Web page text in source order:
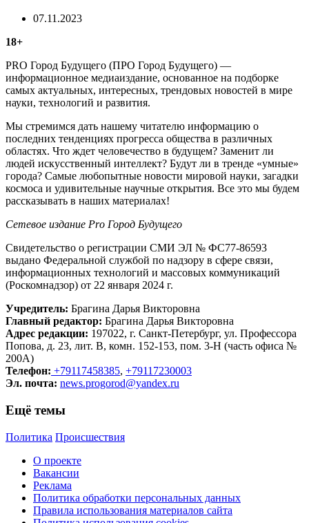
07.11.2023
18+
PRO Город Будущего (ПРО Город Будущего) —
информационное медиаиздание, основанное на подборке
самых актуальных, интересных, трендовых новостей в мире
науки, технологий и развития.
Мы стремимся дать нашему читателю информацию о
последних тенденциях прогресса общества в различных
областях. Что ждет человечество в будущем? Заменит ли
людей искусственный интеллект? Будут ли в тренде «умные»
города? Самые любопытные новости мировой науки, загадки
космоса и удивительные научные открытия. Все это мы будем
рассказывать в наших материалах!
Сетевое издание Рrо Город Будущего
Свидетельство о регистрации СМИ ЭЛ № ФС77-86593
выдано Федеральной службой по надзору в сфере связи,
информационных технологий и массовых коммуникаций
(Роскомнадзор) от 22 января 2024 г.
Учредитель: Брагина Дарья Викторовна
Главный редактор: Брагина Дарья Викторовна
Адрес редакции: 197022, г. Санкт-Петербург, ул. Профессора
Попова, д. 23, лит. В, комн. 152-153, пом. 3-Н (часть офиса №
200А)
Телефон: +79117458385, +79117230003
Эл. почта: news.progorod@yandex.ru
Ещё темы
Политика Происшествия
О проекте
Вакансии
Реклама
Политика обработки персональных данных
Правила использования материалов сайта